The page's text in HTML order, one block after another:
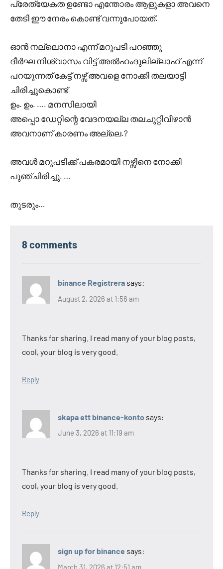
പ്രേത്യേകത ഉണ്ടോ എന്തോരം ആളുകളാ അവനെ
തേടി ഈ നേരം കൊണ്ട് വന്നുപോയത്.
ഓൻ നല്ലൊനാ എന്ന് മറുപടി പറഞ്ഞു
ദീർഘ നിശ്വാസം വിട്ട് അൽഹംദുലില്ലാഹ് എന്ന്
പറയുന്നത് കേട്ട് നഴ്സ് അവളെ നോക്കി തലയാട്ടി
ചിരിച്ചുകൊണ്ട്
ഉം. ഉം. …. മനസിലായി
അപ്പൊ ഡേറ്റിന്റെ വേദനയല്ല തലചുറ്റിവീഴാൻ
അവനാണ് കാരണം അല്ലെ.?
അവൾ മറുപടിക്ക് പകരമായി നഴ്സിനെ നോക്കി
പുഞ്ചിരിച്ചു. …
തുടരും…
8 comments
binance Registrera says:
August 2, 2026 at 1:56 am
Thanks for sharing. I read many of your blog posts,
cool, your blog is very good.
Reply
skapa ett binance-konto says:
June 3, 2026 at 11:19 am
Thanks for sharing. I read many of your blog posts,
cool, your blog is very good.
Reply
sign up for binance says:
March 31, 2026 at 12:51 am